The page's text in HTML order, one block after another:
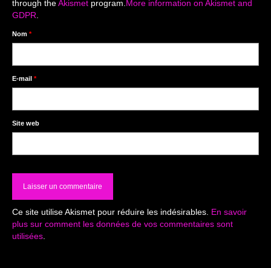
through theAkismet program. More information on Akismet and
GDPR
Nom *
E-mail *
Site web
Ce site utilise Akismet pour réduire les indésirables. En savoir
plus sur comment les données de vos commentaires sont
utilisées